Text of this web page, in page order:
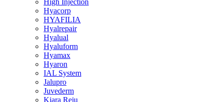
High Injection
Hyacorp
HYAFILIA
Hyalrepair
Hyalual
Hyaluform
Hyamax
Hyaron
IAL System
Jalupro
Juvederm
Kiara Reju